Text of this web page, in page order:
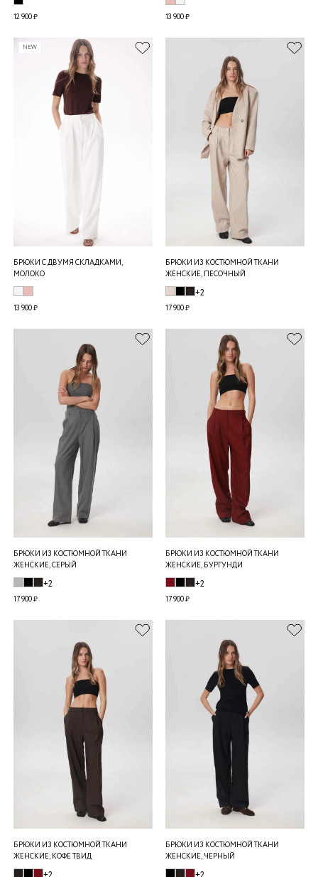
12 900 ₽ 13 900 ₽
NEW
БРЮКИ С ДВУМЯ СКЛАДКАМИ,
МОЛОКО
13 900 ₽
БРЮКИ ИЗ КОСТЮМНОЙ ТКАНИ
ЖЕНСКИЕ, ПЕСОЧНЫЙ
+2
17 900 ₽
БРЮКИ ИЗ КОСТЮМНОЙ ТКАНИ
ЖЕНСКИЕ, СЕРЫЙ
+2
17 900 ₽
БРЮКИ ИЗ КОСТЮМНОЙ ТКАНИ
ЖЕНСКИЕ, БУРГУНДИ
+2
17 900 ₽
БРЮКИ ИЗ КОСТЮМНОЙ ТКАНИ
ЖЕНСКИЕ, КОФЕ ТВИД
БРЮКИ ИЗ КОСТЮМНОЙ ТКАНИ
ЖЕНСКИЕ, ЧЕРНЫЙ